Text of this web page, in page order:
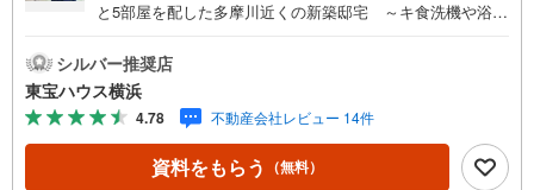
と5部屋を配した多摩川近くの新築邸宅 ～キ食洗機や浴室
22.74帖のLDKがあり、家族が自然と集まる大空間となって
います○サービスルーム2室を含む計5つの居室を確保して
おり、子ども部屋やテレワーク部屋に最適です○大切なお車
を雨や風から守ってくれるビルトイン車庫付です＝＝＝＝
＝＝＝＝＝＝＝＝＝＝＝提携銀行 横浜銀行利用可変動金
利35年の場合 金利 0.920％（諸条件あり）横浜銀行 提
シルバー推奨店
東宝ハウス横浜
4.78 不動産会社レビュー 14件
資料をもらう （無料）